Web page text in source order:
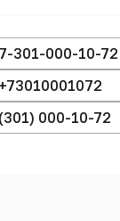
7-301-000-10-72
+73010001072
(301) 000-10-72